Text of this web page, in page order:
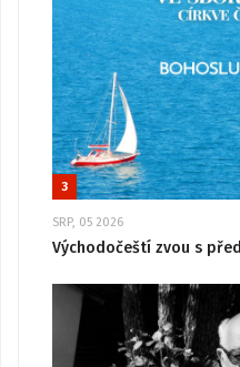
3
SRP, 05 2026
Východočeští zvou s